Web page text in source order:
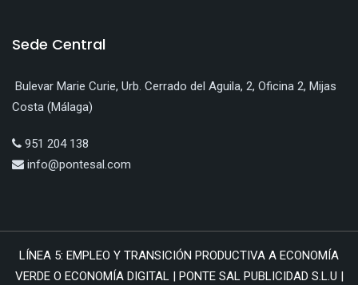
Sede Central
Bulevar Marie Curie, Urb. Cerrado del Aguila, 2, Oficina 2, Mijas
Costa (Málaga)
951 204 138
info@pontesal.com
LÍNEA 5: EMPLEO Y TRANSICIÓN PRODUCTIVA A ECONOMÍA
VERDE O ECONOMÍA DIGITAL | PONTE SAL PUBLICIDAD S.L.U |